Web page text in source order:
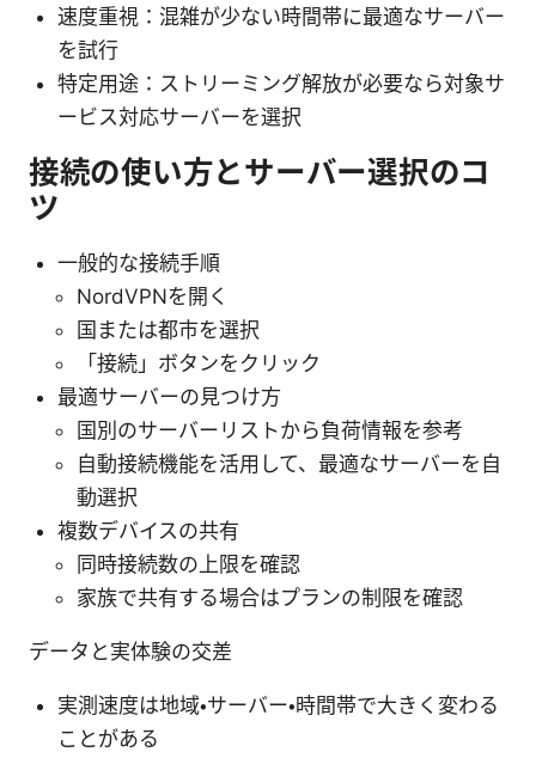
速度重視：混雑が少ない時間帯に最適なサーバー
を試行
特定用途：ストリーミング解放が必要なら対象サ
ービス対応サーバーを選択
接続の使い方とサーバー選択のコ
ツ
一般的な接続手順
NordVPNを開く
国または都市を選択
「接続」ボタンをクリック
最適サーバーの見つけ方
国別のサーバーリストから負荷情報を参考
自動接続機能を活用して、最適なサーバーを自
動選択
複数デバイスの共有
同時接続数の上限を確認
家族で共有する場合はプランの制限を確認
データと実体験の交差
実測速度は地域・サーバー・時間帯で大きく変わる
ことがある